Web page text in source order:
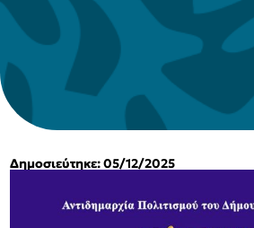
Δημοσιεύτηκε: 05/12/2025